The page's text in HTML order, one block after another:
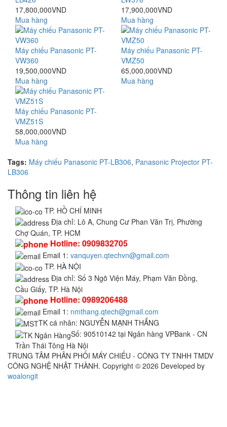
17,800,000VND
Mua hàng
17,900,000VND
Mua hàng
Máy chiếu Panasonic PT-
VW360
19,500,000VND
Mua hàng
Máy chiếu Panasonic PT-
VMZ50
65,000,000VND
Mua hàng
Máy chiếu Panasonic PT-
VMZ51S
58,000,000VND
Mua hàng
Tags: Máy chiếu Panasonic PT-LB306, Panasonic Projector PT-
LB306
Thông tin liên hệ
TP. HỒ CHÍ MINH
Địa chỉ: Lô A, Chung Cư Phan Văn Trị, Phường
Chợ Quán, TP. HCM
Hotline: 0909832705
Email 1: vanquyen.qtechvn@gmail.com
TP. HÀ NỘI
Địa chỉ: Số 3 Ngõ Viện Máy, Phạm Văn Đồng,
Cầu Giấy, TP. Hà Nội
Hotline: 0989206488
Email 1: nmthang.qtech@gmail.com
TK cá nhân: NGUYỄN MẠNH THẮNG
Số: 90510142 tại Ngân hàng VPBank - CN
Trần Thái Tông Hà Nội
TRUNG TÂM PHÂN PHỐI MÁY CHIẾU - CÔNG TY TNHH TMDV
CÔNG NGHỆ NHẬT THÀNH. Copyright © 2026 Developed by
woalongit